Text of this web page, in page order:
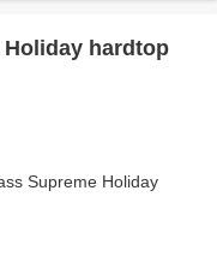
hardtop